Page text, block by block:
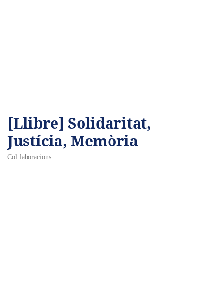
[Llibre] Solidaritat,
Justícia, Memòria
Col·laboracions